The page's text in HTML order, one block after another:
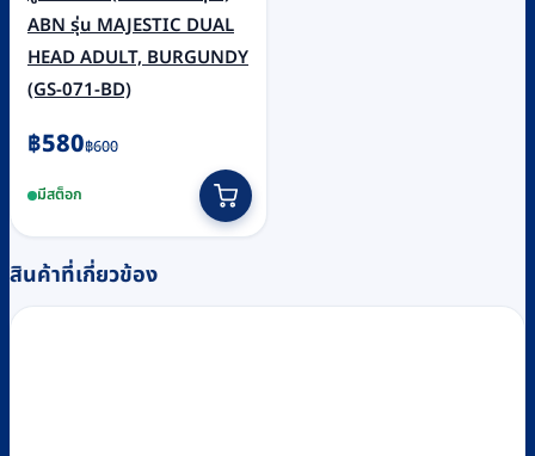
ABN รุ่น MAJESTIC DUAL
HEAD ADULT, BURGUNDY
(GS-071-BD)
฿600
Original
was:
฿600.
฿580
Current
is:
฿580.
มีสต็อก
สินค้าที่เกี่ยวข้อง